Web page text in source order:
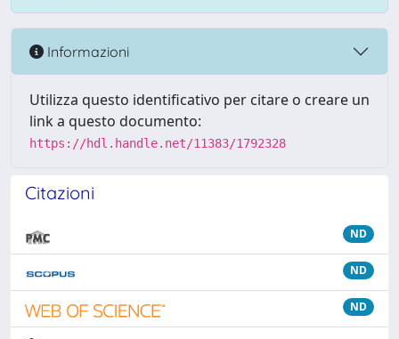
Informazioni
Utilizza questo identificativo per citare o creare un
link a questo documento:
https://hdl.handle.net/11383/1792328
Citazioni
ND
ND
ND